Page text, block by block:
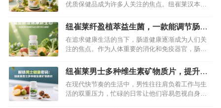
优质保健品成为许多人关注的焦点。纽崔莱汉本萃
度融合，为血糖偏高人群提供了温和且科学的调理
选择。这款以草本精华为核心的饮品，究竟如何发
挥降血糖作用？又有哪些值得关注的优势？…
纽崔莱纤盈植萃益生菌，一款能调节肠道
菌群的保健品
在追求健康生活的当下，肠道健康逐渐成为人们关
注的焦点。作为人体重要的消化和免疫器官，肠道
整体免疫力。纽崔莱纤盈植萃益生菌凭借科学配方
与卓越功效，成为众多消费者调节肠道菌群、守护
肠道健康的优选保健品，为重塑肠道微生态带来全
新解决方案。…
纽崔莱男士多种维生素矿物质片，提升免
疫力呵护心脏健康的产品
在现代快节奏的生活中，男性往往肩负着工作与生
活的双重压力，忙碌的日常让他们容易忽视自身的